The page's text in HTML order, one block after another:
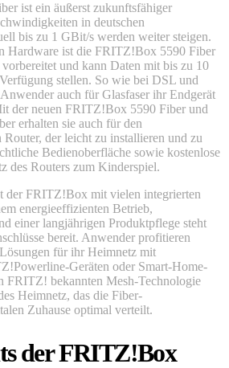
ist ein äußerst zukunftsfähiger
in deutschen
bis zu 1 GBit/s werden weiter steigen.
Hardware ist die FRITZ!Box 5590 Fiber
und kann Daten mit bis zu 10
stellen. So wie bei DSL und
auch für Glasfaser ihr Endgerät
der neuen FRITZ!Box 5590 Fiber und
erhalten sie auch für den
Router, der leicht zu installieren und zu
Bedienoberfläche sowie kostenlose
des Routers zum Kinderspiel.
der FRITZ!Box mit vielen integrierten
energieeffizienten Betrieb,
einer langjährigen Produktpflege steht
bereit. Anwender profitieren
für ihr Heimnetz mit
Geräten oder Smart-Home-
FRITZ! bekannten Mesh-Technologie
Heimnetz, das die Fiber-
Zuhause optimal verteilt.
der FRITZ!Box